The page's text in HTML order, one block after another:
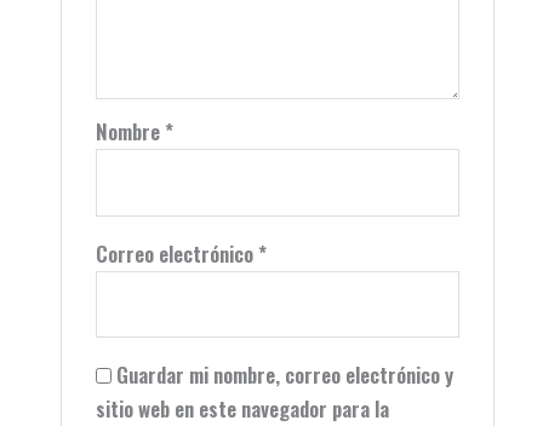
Nombre *
Correo electrónico *
Guardar mi nombre, correo electrónico y
sitio web en este navegador para la